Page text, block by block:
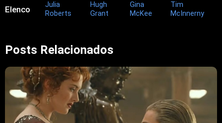
Elenco
Julia
Roberts
Hugh
Grant
Gina
McKee
Tim
McInnerny
Posts Relacionados